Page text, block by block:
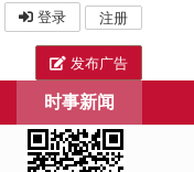
登录 注册
发布广告
时事新闻